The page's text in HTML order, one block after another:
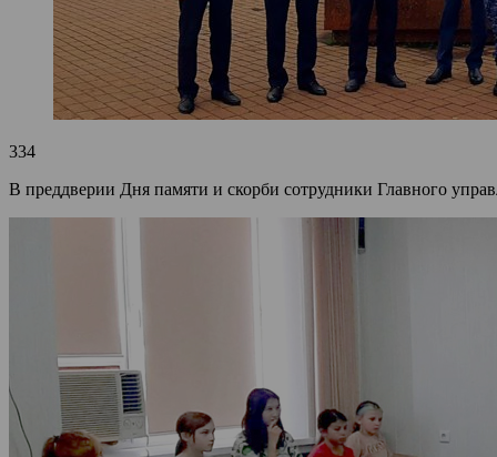
334
В преддверии Дня памяти и скорби сотрудники Главного